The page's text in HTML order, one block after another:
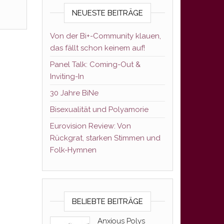
NEUESTE BEITRÄGE
Von der Bi+-Community klauen,
das fällt schon keinem auf!
Panel Talk: Coming-Out &
Inviting-In
30 Jahre BiNe
Bisexualität und Polyamorie
Eurovision Review: Von
Rückgrat, starken Stimmen und
Folk-Hymnen
BELIEBTE BEITRÄGE
Anxious Polys